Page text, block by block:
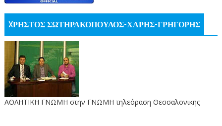
XΡΗΣΤΟΣ ΣΩΤΗΡΑΚΟΠΟΥΛΟΣ-ΧΑΡΗΣ-ΓΡΗΓΟΡΗΣ
ΑΘΛΗΤΙΚΗ ΓΝΩΜΗ στην ΓΝΩΜΗ τηλεόραση Θεσσαλονικης